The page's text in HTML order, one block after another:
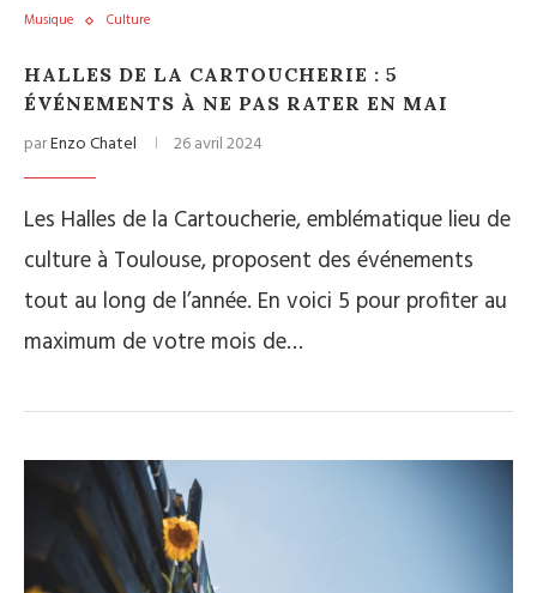
Musique Culture
HALLES DE LA CARTOUCHERIE : 5
ÉVÉNEMENTS À NE PAS RATER EN MAI
parEnzo Chatel 26 avril 2024
Les Halles de la Cartoucherie, emblématique lieu de
culture à Toulouse, proposent des événements
tout au long de l’année. En voici 5 pour profiter au
maximum de votre mois de…